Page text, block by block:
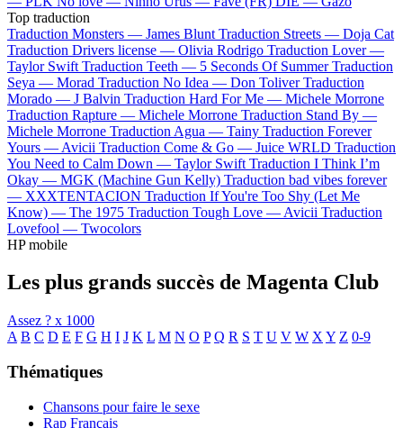
Top traduction
Traduction Monsters — James Blunt Traduction Streets — Doja Cat
Traduction Drivers license — Olivia Rodrigo Traduction Lover —
Taylor Swift Traduction Teeth — 5 Seconds Of Summer Traduction
Seya — Morad Traduction No Idea — Don Toliver Traduction
Morado — J Balvin Traduction Hard For Me — Michele Morrone
Traduction Rapture — Michele Morrone Traduction Stand By —
Michele Morrone Traduction Agua — Tainy Traduction Forever
Yours — Avicii Traduction Come & Go — Juice WRLD Traduction
You Need to Calm Down — Taylor Swift Traduction I Think I’m
Okay — MGK (Machine Gun Kelly) Traduction bad vibes forever
— XXXTENTACION Traduction If You're Too Shy (Let Me
Know) — The 1975 Traduction Tough Love — Avicii Traduction
Lovefool — Twocolors
HP mobile
Les plus grands succès de Magenta Club
Assez ? x 1000
A B C D E F G H I J K L M N O P Q R S T U V W X Y Z 0-9
Thématiques
Chansons pour faire le sexe
Rap Français